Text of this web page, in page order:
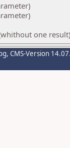
one result)
, CMS-Version